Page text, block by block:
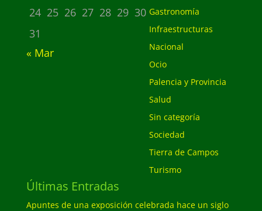
24 25 26 27 28 29 30
31
« Mar
Gastronomía
Infraestructuras
Nacional
Ocio
Palencia y Provincia
Salud
Sin categoría
Sociedad
Tierra de Campos
Turismo
Últimas Entradas
Apuntes de una exposición celebrada hace un siglo